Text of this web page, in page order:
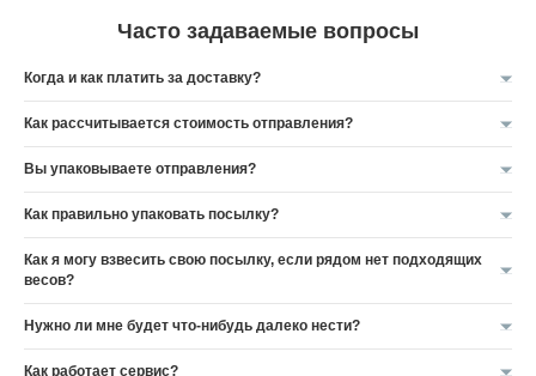
Часто задаваемые вопросы
Когда и как платить за доставку?
Как рассчитывается стоимость отправления?
Вы упаковываете отправления?
Как правильно упаковать посылку?
Как я могу взвесить свою посылку, если рядом нет подходящих
весов?
Нужно ли мне будет что-нибудь далеко нести?
Как работает сервис?